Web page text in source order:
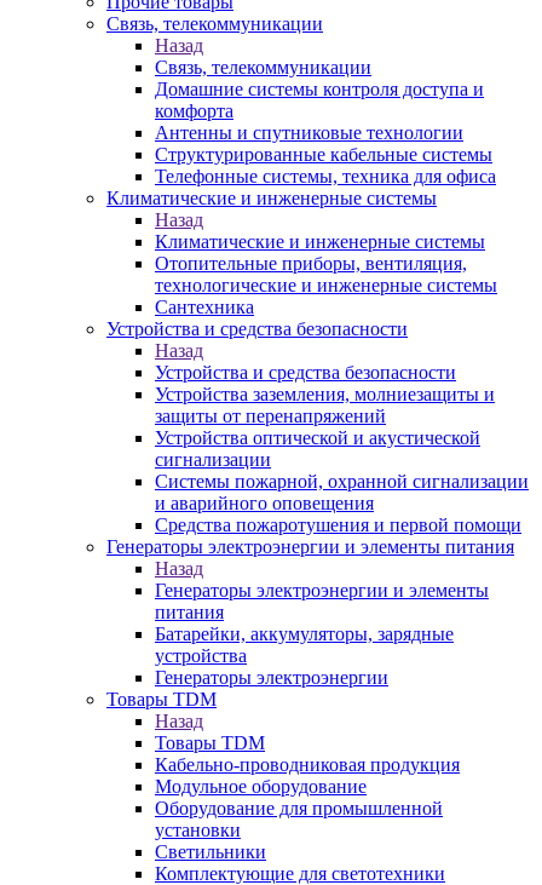
Связь, телекоммуникации
Назад
Связь, телекоммуникации
Домашние системы контроля доступа и
комфорта
Антенны и спутниковые технологии
Структурированные кабельные системы
Телефонные системы, техника для офиса
Климатические и инженерные системы
Назад
Климатические и инженерные системы
Отопительные приборы, вентиляция,
технологические и инженерные системы
Сантехника
Устройства и средства безопасности
Назад
Устройства и средства безопасности
Устройства заземления, молниезащиты и
защиты от перенапряжений
Устройства оптической и акустической
сигнализации
Системы пожарной, охранной сигнализации
и аварийного оповещения
Средства пожаротушения и первой помощи
Генераторы электроэнергии и элементы питания
Назад
Генераторы электроэнергии и элементы
питания
Батарейки, аккумуляторы, зарядные
устройства
Генераторы электроэнергии
Товары TDM
Назад
Товары TDM
Кабельно-проводниковая продукция
Модульное оборудование
Оборудование для промышленной
установки
Светильники
Комплектующие для светотехники